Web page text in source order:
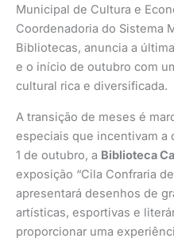
Municipal de Cultura e
Coordenadoria do Sistema
Bibliotecas, anuncia a
e o início de outubro com
cultural rica e diversificada.
A transição de meses é
especiais que incentivam a
1 de outubro, a Biblioteca
exposição “Cila Confraria
apresentará desenhos de
artísticas, esportivas e
proporcionar uma